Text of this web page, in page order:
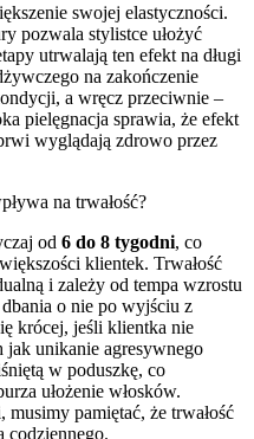
swojej elastyczności.
pozwala stylistce ułożyć
utrwalają ten efekt na długi
na zakończenie
a wręcz przeciwnie –
pielęgnacja sprawia, że efekt
wyglądają zdrowo przez
na trwałość?
od 6 do 8 tygodni, co
klientek. Trwałość
i zależy od tempa wzrostu
o nie po wyjściu z
krócej, jeśli klientka nie
jak unikanie agresywnego
w poduszkę, co
ułożenie włosków.
pamiętać, że trwałość
codziennego.